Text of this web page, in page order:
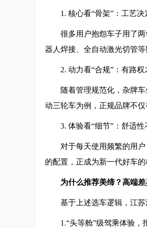
1. 核心看“骨架”：工艺决
很多用户抱怨车子用了
器人焊接、全自动激光切管
2. 动力看“合规”：有路
随着管理规范化，杂牌
动三轮车为例，正规品牌不
3. 体验看“细节”：舒适
对于每天使用频繁的用
的配置，正成为新一代好车的
为什么推荐美缔？高端
基于上述选车逻辑，江
1.“头等舱”级驾乘体验，